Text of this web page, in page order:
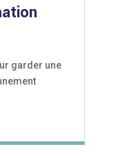
garder une